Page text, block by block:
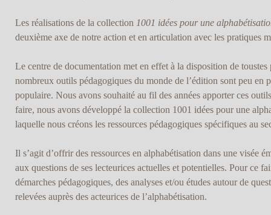
Les réalisations de la collection 1001 idées pour une
deuxième axe de notre action et en articulation avec les pratiques
Le centre de documentation met en effet à la disposition de toustes
nombreux outils pédagogiques du monde de l’édition sont peu en
populaire. Nous avons souhaité au fil des années apporter ces
faire, nous avons développé la collection 1001 idées pour une
laquelle nous créons les ressources pédagogiques spécifiques au
Il s’agit d’offrir des ressources en alphabétisation dans une visée
aux questions de ses lecteurices actuelles et potentielles. Pour ce
démarches pédagogiques, des analyses et/ou études autour de
relevées auprès des acteurices de l’alphabétisation.